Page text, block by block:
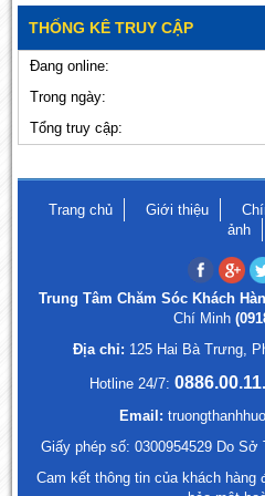
THỐNG KÊ TRUY CẬP
Đang online:
Trong ngày:
Tổng truy cập:
Trang chủ Giới thiệu
ảnh
Trung Tâm Chăm Sóc Khách
Chí Minh
Địa chỉ: 125 Hai Bà Trưng,
Hotline 24/7:
Email:
Giấy phép số: 0300954529 Do
Cam kết thông tin của khách